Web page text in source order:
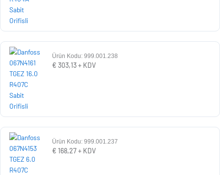
Ürün Kodu: 999.001.238
€ 303,13+ KDV
Ürün Kodu: 999.001.237
€ 168,27+ KDV